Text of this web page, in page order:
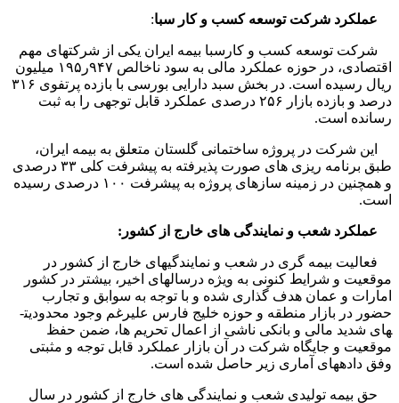
عملکرد شرکت توسعه کسب و کار سبا:
شرکت توسعه کسب و کارسبا بیمه ایران یکی از شرکتهای مهم
اقتصادی، در حوزه عملکرد مالی به سود ناخالص ۹۴۷ر۱۹۵ میلیون
ریال رسیده است. در بخش سبد دارایی بورسی با بازده پرتفوی ۳۱۶
درصد و بازده بازار ۲۵۶ درصدی عملکرد قابل توجهی را به ثبت
رسانده است.
این شرکت در پروژه ساختمانی گلستان متعلق به بیمه ایران،
طبق برنامه­ ریزی­ های صورت پذیرفته به پیشرفت کلی ۳۳ درصدی
و همچنین در زمینه ­سازه­ای پروژه به پیشرفت ۱۰۰ درصدی رسیده
است.
عملکرد شعب و نمایندگی های خارج از کشور:
فعالیت بیمه ­گری در شعب و نمایندگی­های خارج از کشور در
موقعیت و شرایط کنونی به ­ویژه درسال­های اخیر، بیشتر در کشور
امارات و عمان هدف گذاری شده و با توجه به سوابق و تجارب
حضور در بازار منطقه و حوزه خلیج فارس علی­رغم وجود محدودیت­
های شدید مالی و بانکی ناشی از اعمال تحریم ­ها، ضمن حفظ
موقعیت و جایگاه شرکت در آن بازار عملکرد قابل توجه و مثبتی
وفق داده­های آماری زیر حاصل شده است.
حق بیمه تولیدی شعب و نمایندگی­ های خارج از کشور در سال